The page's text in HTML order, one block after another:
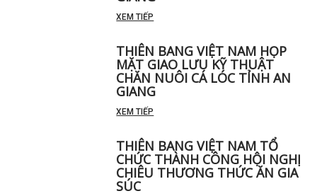
XEM TIẾP
THIÊN BANG VIỆT NAM HỌP
MẶT GIAO LƯU KỸ THUẬT
CHĂN NUÔI CÁ LÓC TỈNH AN
GIANG
XEM TIẾP
THIÊN BANG VIỆT NAM TỔ
CHỨC THÀNH CÔNG HỘI NGHỊ
CHIÊU THƯƠNG THỨC ĂN GIA
SÚC